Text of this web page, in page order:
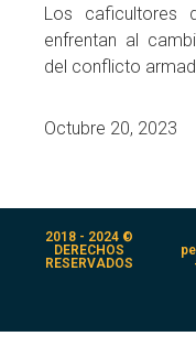
Los caficultores
enfrentan al
del conflicto
Octubre 20, 2023
2018 - 2024 ©
DERECHOS
RESERVADOS